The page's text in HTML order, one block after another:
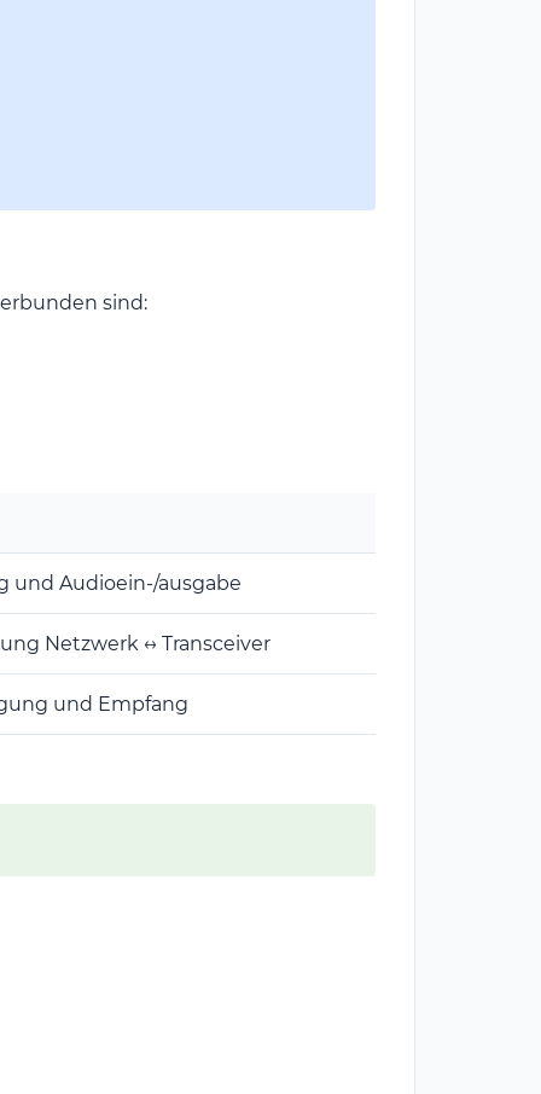
sind:
und Audioein-/ausgabe
Netzwerk ↔ Transceiver
und Empfang